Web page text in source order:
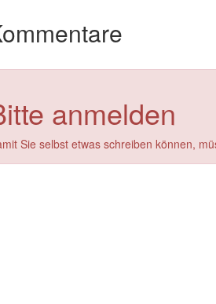
anmelden
Sie selbst etwas schreiben können,